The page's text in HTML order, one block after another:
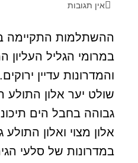
אין תגובות
ההשתלמות התקיימה
במרומי הגליל העליון
והמדרונות עדיין
שולט יער אלון התולע
גבוהה בחבל הים
אלון מצוי ואלון
במדרונות של סלעי